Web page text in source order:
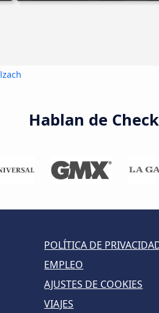
Hablan de
POLÍTICA DE
EMPLEO
AJUSTES DE COOKIES
VIAJES